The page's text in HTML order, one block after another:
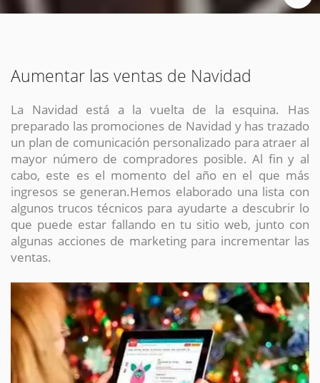
Aumentar las ventas de Navidad
La Navidad está a la vuelta de la esquina. Has
preparado las promociones de Navidad y has trazado
un plan de comunicación personalizado para atraer al
mayor número de compradores posible. Al fin y al
cabo, este es el momento del año en el que más
ingresos se generan.Hemos elaborado una lista con
algunos trucos técnicos para ayudarte a descubrir lo
que puede estar fallando en tu sitio web, junto con
algunas acciones de marketing para incrementar las
ventas.